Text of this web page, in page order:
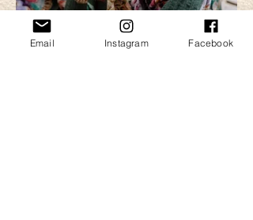
Email Instagram Facebook